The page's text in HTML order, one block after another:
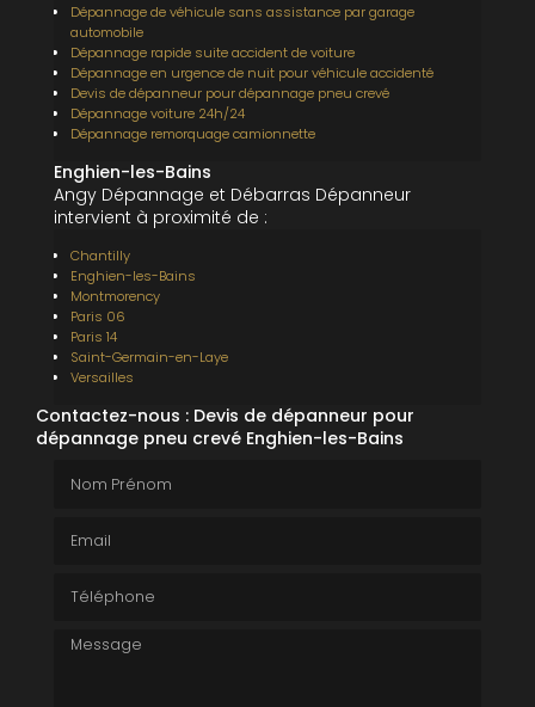
Dépannage de véhicule sans assistance par garage
automobile
Dépannage rapide suite accident de voiture
Dépannage en urgence de nuit pour véhicule accidenté
Devis de dépanneur pour dépannage pneu crevé
Dépannage voiture 24h/24
Dépannage remorquage camionnette
Enghien-les-Bains
Angy Dépannage et Débarras Dépanneur
intervient à proximité de :
Chantilly
Enghien-les-Bains
Montmorency
Paris 06
Paris 14
Saint-Germain-en-Laye
Versailles
Contactez-nous : Devis de dépanneur pour
dépannage pneu crevé Enghien-les-Bains
Message